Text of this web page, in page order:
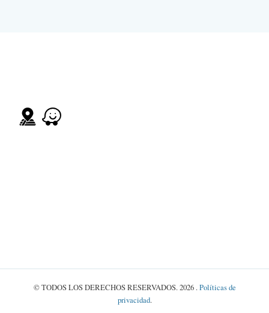
© TODOS LOS DERECHOS RESERVADOS. 2026 .Políticas de
privacidad.